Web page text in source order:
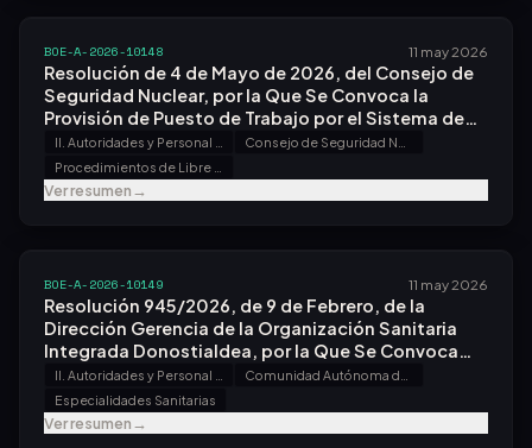
BOE-A-2026-10148 11 may 2026
Resolución de 4 de Mayo de 2026, del Consejo de
Seguridad Nuclear, por la Que Se Convoca la
Provisión de Puesto de Trabajo por el Sistema de
Libre Designación.
Ver resumen→
BOE-A-2026-10149 11 may 2026
Resolución 945/2026, de 9 de Febrero, de la
Dirección Gerencia de la Organización Sanitaria
Integrada Donostialdea, por la Que Se Convoca
Concurso para la Provisión de Puesto de Trabajo de
Jefe/a de Servicio de Cirugía Pediátrica.
Especialidades Sanitarias
Ver resumen→